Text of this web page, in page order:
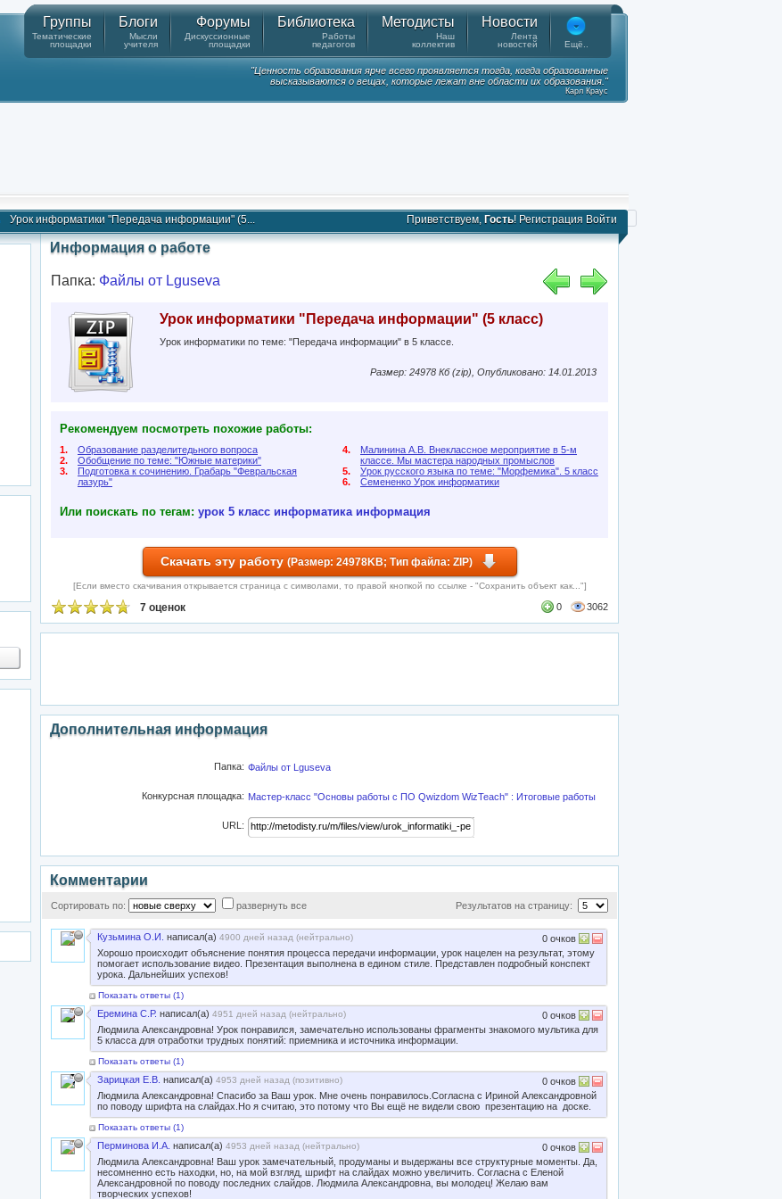
Группы
Тематические
площадки
Блоги
Мысли
учителя
Форумы
Дискуссионные
площадки
Библиотека
Работы
педагогов
Методисты
Наш
коллектив
Новости
Лента
новостей
Ещё..
"Ценность образования ярче всего проявляется тогда, когда образованные
высказываются о вещах, которые лежат вне области их образования."
Карл Краус
Урок информатики "Передача информации" (5... Приветствуем, Гость! Регистрация Войти
Информация о работе
Папка: Файлы от Lguseva
Урок информатики "Передача информации" (5 класс)
Урок информатики по теме: "Передача информации" в 5 классе.
Размер: 24978 Кб (zip), Опубликовано: 14.01.2013
Рекомендуем посмотреть похожие работы:
1.
Образование разделитедьного вопроса
2.
Обобщение по теме: "Южные материки"
3.
Подготовка к сочинению. Грабарь "Февральская
лазурь"
4.
Малинина А.В. Внеклассное мероприятие в 5-м
классе. Мы мастера народных промыслов
5.
Урок русского языка по теме: "Морфемика". 5 класс
6.
Семененко Урок информатики
Или поискать по тегам: урок 5 класс информатика информация
Скачать эту работу (Размер: 24978KB; Тип файла: ZIP)
[Если вместо скачивания открывается страница с символами, то правой кнопкой по ссылке - "Сохранить объект как..."]
7 оценок 0 3062
Дополнительная информация
Папка: Файлы от Lguseva
Конкурсная площадка: Мастер-класс "Основы работы с ПО Qwizdom WizTeach" : Итоговые работы
URL:
Комментарии
Сортировать по: развернуть все Результатов на страницу:
Кузьмина О.И. написал(а) 4900 дней назад (нейтрально)
Хорошо происходит объяснение понятия процесса передачи информации, урок нацелен на результат, этому
помогает использование видео. Презентация выполнена в едином стиле. Представлен подробный конспект
урока. Дальнейших успехов!
Показать ответы (1)
0 очков
Еремина С.Р. написал(а) 4951 дней назад (нейтрально)
Людмила Александровна! Урок понравился, замечательно использованы фрагменты знакомого мультика для
5 класса для отработки трудных понятий: приемника и источника информации.
Показать ответы (1)
0 очков
Зарицкая Е.В. написал(а) 4953 дней назад (позитивно)
Людмила Александровна! Спасибо за Ваш урок. Мне очень понравилось.Согласна с Ириной Александровной
по поводу шрифта на слайдах.Но я считаю, это потому что Вы ещё не видели свою презентацию на доске.
Показать ответы (1)
0 очков
Перминова И.А. написал(а) 4953 дней назад (нейтрально)
Людмила Александровна! Ваш урок замечательный, продуманы и выдержаны все структурные моменты. Да,
несомненно есть находки, но, на мой взгляд, шрифт на слайдах можно увеличить. Согласна с Еленой
Александровной по поводу последних слайдов. Людмила Александровна, вы молодец! Желаю вам
творческих успехов!
0 очков